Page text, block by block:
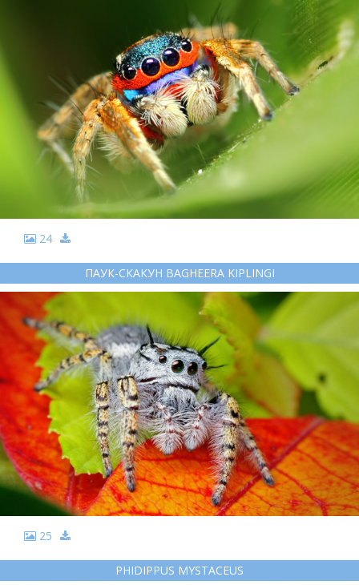
24
ПАУК-СКАКУН BAGHEERA KIPLINGI
25
PHIDIPPUS MYSTACEUS